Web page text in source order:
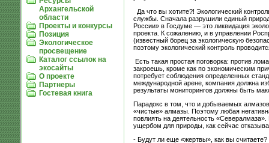
Архангельской
области
Проекты и конкурсы
Позиция
Экологическое
просвещение
Каталог ссылок на
экосайты
О проекте
Партнеры
Гостевая книга
Да что вы хотите?! Экологический
службы. Сначала разрушили единый
России» в Госдуме — это ликвидация
проекта. К сожалению, и в управлении
(известный борец за экологическую
поэтому экологический контроль
Есть такая простая поговорка: против
закроешь, кроме как по экономическим
потребует соблюдения определенных
международной арене, компания должна
результаты мониторингов должны быть
Парадокс в том, что и добываемых
«чистые» алмазы. Поэтому любая
повлиять на деятельность
ущербом для природы, как сейчас
- Будут ли еще «жертвы», как вы считаете?